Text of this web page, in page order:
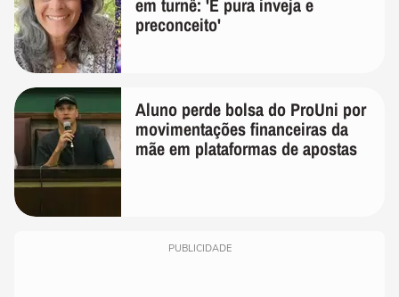
preconceito'
Aluno perde bolsa do ProUni por
movimentações financeiras da
mãe em plataformas de apostas
PUBLICIDADE